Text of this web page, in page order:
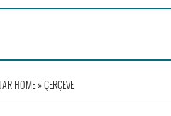
HOME»ÇERÇEVE